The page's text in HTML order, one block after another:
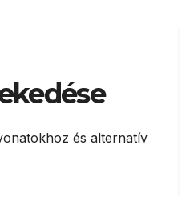
és alternatív